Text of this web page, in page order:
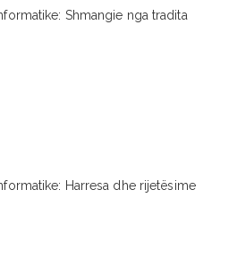
Shmangie nga tradita
Harresa dhe rijetësime